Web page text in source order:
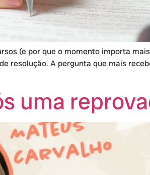
(e por que o momento importa
resolução. A pergunta que mais
uma